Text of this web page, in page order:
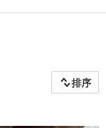
聯盟學習銅版畫。
排序